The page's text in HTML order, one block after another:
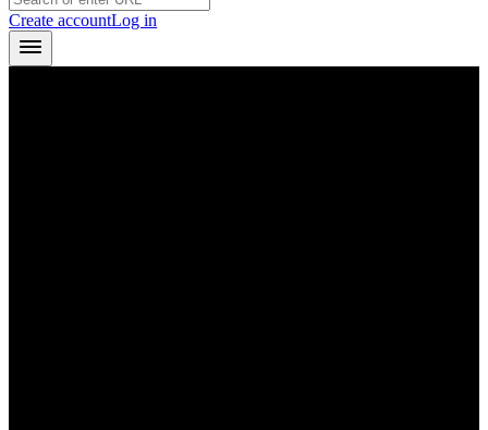
Create accountLog in